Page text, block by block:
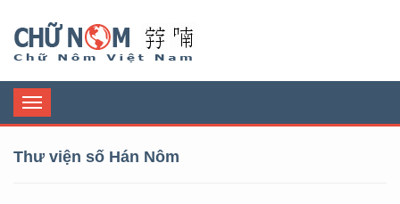
Toggle
navigation
Thư viện số Hán Nôm